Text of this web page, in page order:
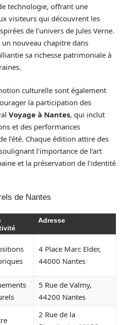
technologie, offrant une
visiteurs qui découvrent les
de l’univers de Jules Verne.
nouveau chapitre dans
sa richesse patrimoniale à
culturelle sont également
la participation des
Voyage à Nantes, qui inclut
et des performances
l’été. Chaque édition attire des
l’importance de l’art
et la préservation de l’identité
de Nantes
Adresse
4 Place Marc Elder,
44000 Nantes
5 Rue de Valmy,
44200 Nantes
2 Rue de la